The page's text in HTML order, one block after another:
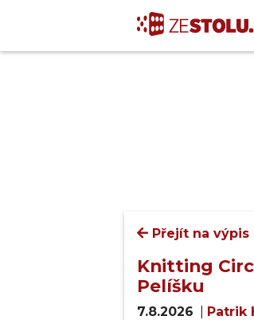
Přejít na výpis
Knitting
Pelíšku
7.8.2026 Patrik